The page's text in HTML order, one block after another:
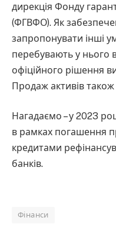
дирекція Фонду
(ФГВФО). Як
запропонувати інші
перебувають у нього
офіційного рішення
Продаж активів
Нагадаємо – у 2023
в рамках погашення
кредитами
банків.
Фінанси